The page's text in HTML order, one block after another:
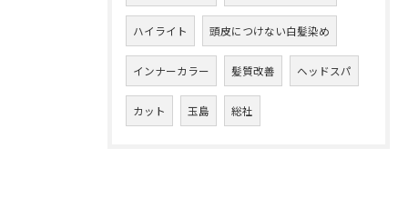
ハイライト 頭皮につけない白髪染め
インナーカラー 髪質改善 ヘッドスパ
カット 玉島 総社